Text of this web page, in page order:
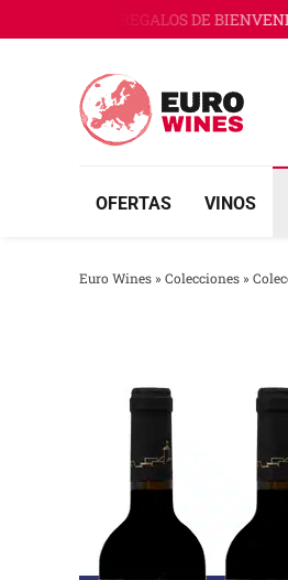
al
CON 3 REGALOS DE BIENVENIDA!
OFERTAS VINOS
Euro Wines» Colecciones»